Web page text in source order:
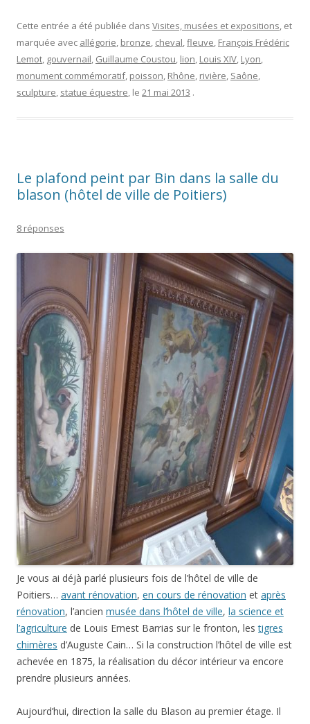
Cette entrée a été publiée dans Visites, musées et expositions, et
marquée avec allégorie, bronze, cheval,fleuve, François Frédéric
Lemot, gouvernail, Guillaume Coustou, lion, Louis XIV, Lyon,
monument commémoratif, poisson, Rhône, rivière, Saône,
sculpture, statue équestre, le 21 mai 2013 .
Le plafond peint par Bin dans la salle du
blason (hôtel de ville de Poitiers)
8 réponses
Je vous ai déjà parlé plusieurs fois de l’hôtel de ville de
Poitiers… avant rénovation, en cours de rénovation et après
rénovation, l’ancien musée dans l’hôtel de ville, la science et
l’agriculture de Louis Ernest Barrias sur le fronton, lestigres
chimères d’Auguste Cain… Si la construction l’hôtel de ville est
achevée en 1875, la réalisation du décor intérieur va encore
prendre plusieurs années.
Aujourd’hui, direction la salle du Blason au premier étage. Il